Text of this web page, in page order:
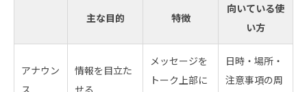
主な目的 特徴
向いている使
い方
アナウン
ス
情報を目立た
せる
メッセージを
トーク上部に
日時・場所・
注意事項の周